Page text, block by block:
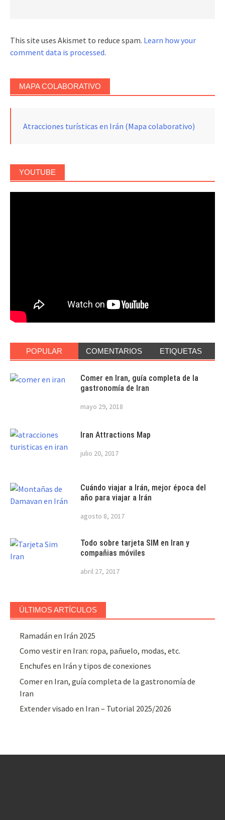
This site uses Akismet to reduce spam. Learn how your
comment data is processed.
MAPA COLABORATIVO
Atracciones turísticas en Irán (Mapa colaborativo)
YOUTUBE
POPULAR COMENTARIOS ETIQUETAS
Comer en Iran, guía completa de la
gastronomía de Iran
mayo 29, 2018
Iran Attractions Map
julio 20, 2017
Cuándo viajar a Irán, mejor época del
año para viajar a Irán
agosto 8, 2017
Todo sobre tarjeta SIM en Iran y
compañias móviles
abril 27, 2017
ÚLTIMOS ARTÍCULOS
Ramadán en Irán 2025
Como vestir en Iran: ropa, pañuelo, modas, etc.
Enchufes en Irán y tipos de conexiones
Comer en Iran, guía completa de la gastronomía de
Iran
Extender visado en Iran – Tutorial 2025/2026